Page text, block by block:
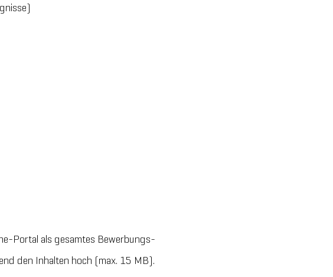
Portal als gesamtes Bewerbungs-
den Inhalten hoch (max. 15 MB).